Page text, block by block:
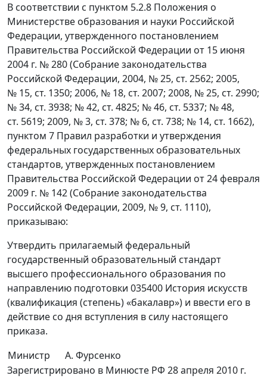
В соответствии с пунктом 5.2.8 Положения о
Министерстве образования и науки Российской
Федерации, утвержденного постановлением
Правительства Российской Федерации от 15 июня
2004 г. № 280 (Собрание законодательства
Российской Федерации, 2004, № 25, ст. 2562; 2005,
№ 15, ст. 1350; 2006, № 18, ст. 2007; 2008, № 25, ст. 2990;
№ 34, ст. 3938; № 42, ст. 4825; № 46, ст. 5337; № 48,
ст. 5619; 2009, № 3, ст. 378; № 6, ст. 738; № 14, ст. 1662),
пунктом 7 Правил разработки и утверждения
федеральных государственных образовательных
стандартов, утвержденных постановлением
Правительства Российской Федерации от 24 февраля
2009 г. № 142 (Собрание законодательства
Российской Федерации, 2009, № 9, ст. 1110),
приказываю:
Утвердить прилагаемый федеральный
государственный образовательный стандарт
высшего профессионального образования по
направлению подготовки 035400 История искусств
(квалификация (степень) «бакалавр») и ввести его в
действие со дня вступления в силу настоящего
приказа.
Министр
А. Фурсенко
Зарегистрировано в Минюсте РФ 28 апреля 2010 г.